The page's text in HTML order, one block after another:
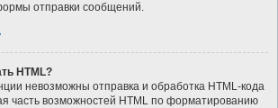
отправки сообщений.
HTML?
невозможны отправка и обработка HTML-кода
часть возможностей HTML по форматированию